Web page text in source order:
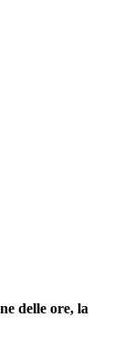
delle ore, la